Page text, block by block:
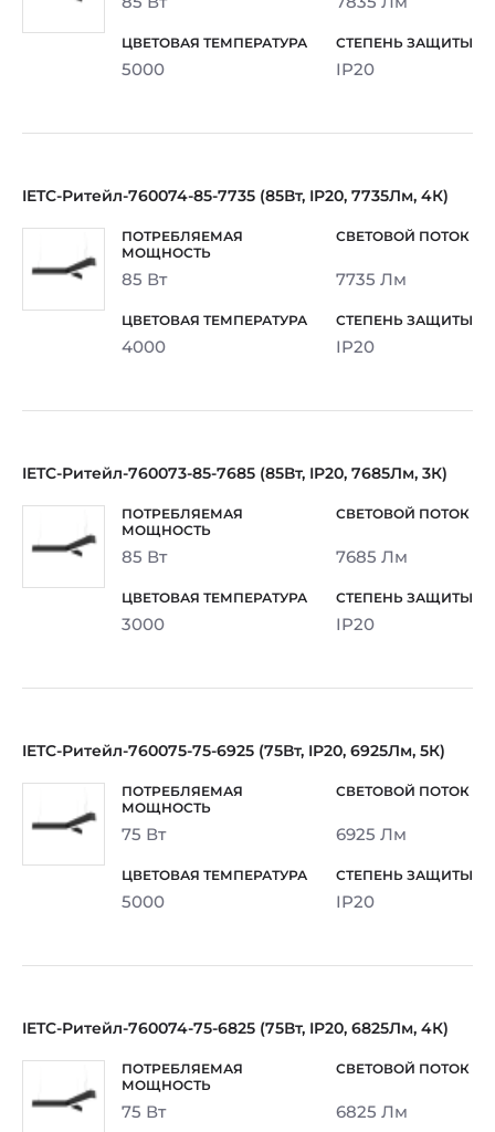
5000 IP20
IETC-Ритейл-760074-85-7735 (85Вт, IP20, 7735Лм, 4К)
85 Вт 7735 Лм
4000 IP20
IETC-Ритейл-760073-85-7685 (85Вт, IP20, 7685Лм, 3К)
85 Вт 7685 Лм
3000 IP20
IETC-Ритейл-760075-75-6925 (75Вт, IP20, 6925Лм, 5К)
75 Вт 6925 Лм
5000 IP20
IETC-Ритейл-760074-75-6825 (75Вт, IP20, 6825Лм, 4К)
75 Вт 6825 Лм